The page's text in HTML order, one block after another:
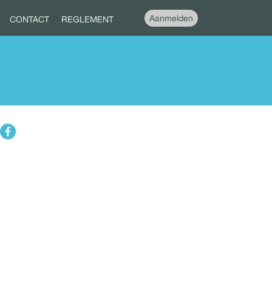
CONTACT REGLEMENT Aanmelden